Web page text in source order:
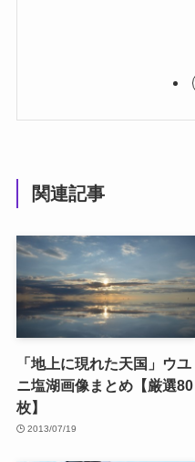
関連記事
「地上に現れた天国」ウユ
ニ塩湖画像まとめ【厳選80
枚】
2013/07/19